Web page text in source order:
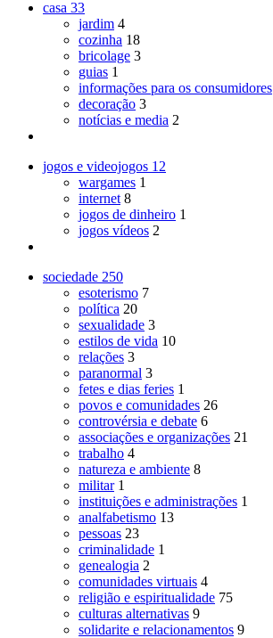
casa 33
jardim 4
cozinha 18
bricolage 3
guias 1
informações para os consumidores
decoração 3
notícias e media 2
jogos e videojogos 12
wargames 1
internet 8
jogos de dinheiro 1
jogos vídeos 2
sociedade 250
esoterismo 7
política 20
sexualidade 3
estilos de vida 10
relações 3
paranormal 3
fetes e dias feries 1
povos e comunidades 26
controvérsia e debate 6
associações e organizações 21
trabalho 4
natureza e ambiente 8
militar 1
instituições e administrações 1
analfabetismo 13
pessoas 23
criminalidade 1
genealogia 2
comunidades virtuais 4
religião e espiritualidade 75
culturas alternativas 9
solidarite e relacionamentos 9